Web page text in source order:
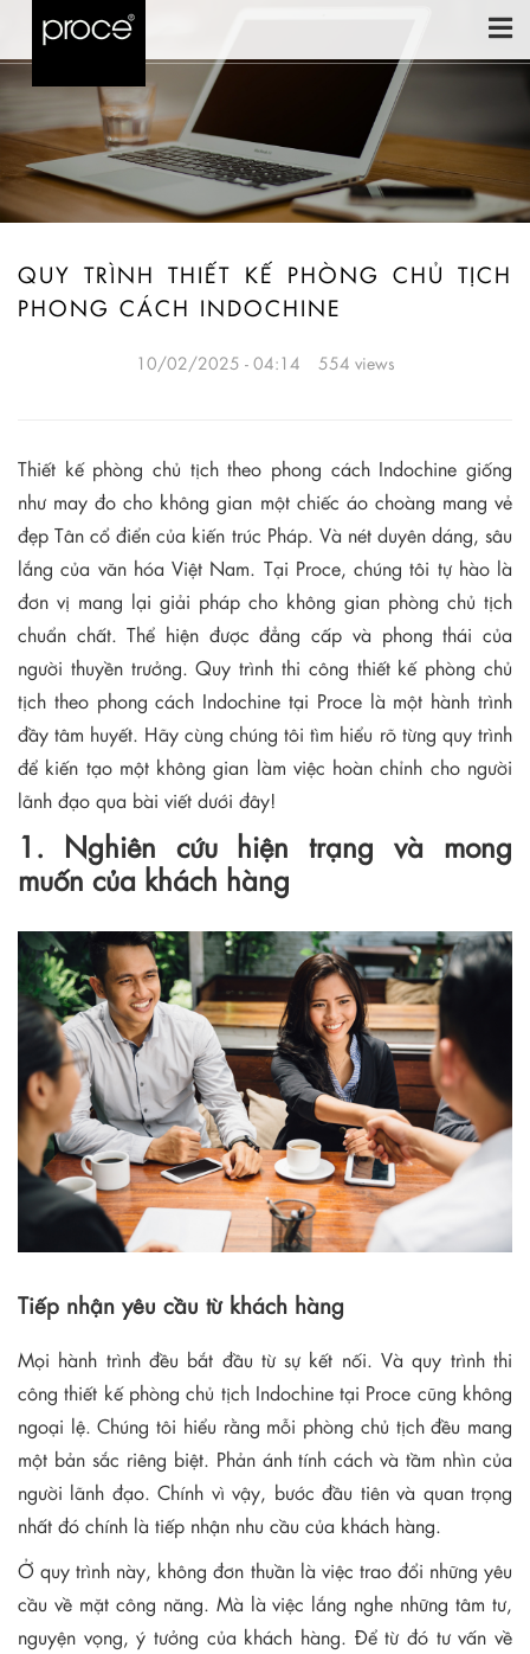
QUY TRÌNH THIẾT KẾ PHÒNG CHỦ TỊCH
PHONG CÁCH INDOCHINE
10/02/2025 - 04:14 554 views
Thiết kế phòng chủ tịch theo phong cách Indochine giống
như may đo cho không gian một chiếc áo choàng mang vẻ
đẹp Tân cổ điển của kiến trúc Pháp. Và nét duyên dáng, sâu
lắng của văn hóa Việt Nam. Tại Proce, chúng tôi tự hào là
đơn vị mang lại giải pháp cho không gian phòng chủ tịch
chuẩn chất. Thể hiện được đẳng cấp và phong thái của
người thuyền trưởng. Quy trình thi công thiết kế phòng chủ
tịch theo phong cách Indochine tại Proce là một hành trình
đầy tâm huyết. Hãy cùng chúng tôi tìm hiểu rõ từng quy trình
để kiến tạo một không gian làm việc hoàn chỉnh cho người
lãnh đạo qua bài viết dưới đây!
1. Nghiên cứu hiện trạng và mong
muốn của khách hàng
Tiếp nhận yêu cầu từ khách hàng
Mọi hành trình đều bắt đầu từ sự kết nối. Và quy trình thi
công thiết kế phòng chủ tịch Indochine tại Proce cũng không
ngoại lệ. Chúng tôi hiểu rằng mỗi phòng chủ tịch đều mang
một bản sắc riêng biệt. Phản ánh tính cách và tầm nhìn của
người lãnh đạo. Chính vì vậy, bước đầu tiên và quan trọng
nhất đó chính là tiếp nhận nhu cầu của khách hàng.
Ở quy trình này, không đơn thuần là việc trao đổi những yêu
cầu về mặt công năng. Mà là việc lắng nghe những tâm tư,
nguyện vọng, ý tưởng của khách hàng. Để từ đó tư vấn về